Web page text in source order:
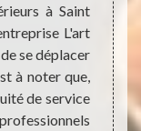
à Saint
L'art
se déplacer
à noter que,
de service
pour
Nos